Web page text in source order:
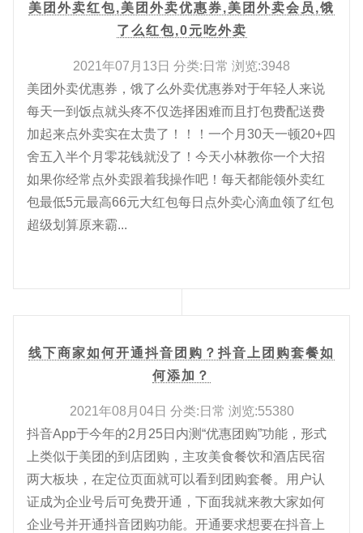
美团外卖红包,美团外卖优惠券,美团外卖会员,饿
了么红包,0元吃外卖
2021年07月13日 分类:日常 浏览:3948
美团外卖优惠券，饿了么外卖优惠券对于年轻人来说
每天一到饭点就头疼不仅选择困难而且打包费配送费
加起来点外卖实在太贵了！！！一个月30天一顿20+四
舍五入半个月零花钱就没了！今天小林教你一个大招
如果你经常点外卖跟着我操作吧！每天都能领外卖红
包最低5元最高66元大红包每日点外卖心滴血领了红包
超级划算原来霸...
线下商家如何开通抖音团购？抖音上团购套餐如
何添加？
2021年08月04日 分类:日常 浏览:55380
抖音App于今年的2月25日内测“优惠团购”功能，形式
上类似于美团的到店团购，主攻美食餐饮和酒店民宿
两大板块，在定位页面就可以看到团购套餐。用户认
证成为企业号后可免费开通，下面我就来教大家如何
企业号并开通抖音团购功能。开通要求想要在抖音上